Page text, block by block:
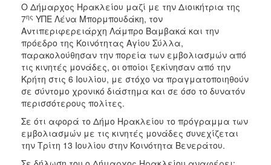
Ο Δήμαρχος Ηρακλείου μαζί με την Διοικήτρια της
7ης ΥΠΕ Λένα Μπορμπουδάκη, τον
Αντιπεριφερειάρχη Λάμπρο Βαμβακά και την
πρόεδρο της Κοινότητας Αγίου Σύλλα,
παρακολούθησαν την πορεία των εμβολιασμών από
τις κινητές μονάδες, οι οποίοι ξεκίνησαν από την
Κρήτη στις 6 Ιουλίου, με στόχο να πραγματοποιηθούν
σε σύντομο χρονικό διάστημα και σε όσο το δυνατόν
περισσότερους πολίτες.
Σε ότι αφορά το Δήμο Ηρακλείου το πρόγραμμα των
εμβολιασμών με τις κινητές μονάδες συνεχίζεται
την Τρίτη 13 Ιουλίου στην Κοινότητα Βενεράτου.